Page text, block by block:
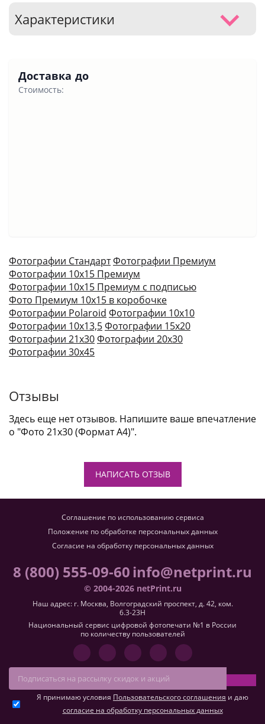
Характеристики
Доставка до
Стоимость:
Фотографии СтандартФотографии Премиум
Фотографии 10х15 Премиум
Фотографии 10х15 Премиум с подписью
Фото Премиум 10х15 в коробочке
Фотографии Polaroid Фотографии 10х10
Фотографии 10х13,5Фотографии 15х20
Фотографии 21х30Фотографии 20х30
Фотографии 30х45
Отзывы
Здесь еще нет отзывов. Напишите ваше впечатление
о "Фото 21х30 (Формат А4)".
НАПИСАТЬ ОТЗЫВ
Соглашение по использованию сервиса
Положение по обработке персональных данных
Согласие на обработку персональных данных
8 (800) 555-09-60info@netprint.ru
© 2004-2026 netPrint.ru
Наш адрес: г. Москва, Волгоградский проспект, д. 42, ком.
6.3-23H
Национальный сервис цифровой фотопечати №1 в России
по количеству пользователей
Я принимаю условия Пользовательского соглашения и даю
согласие на обработку персональных данных